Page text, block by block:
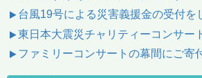
台風19号による災害義援金の受付を
東日本大震災チャリティーコンサー
ファミリーコンサートの幕間にご寄